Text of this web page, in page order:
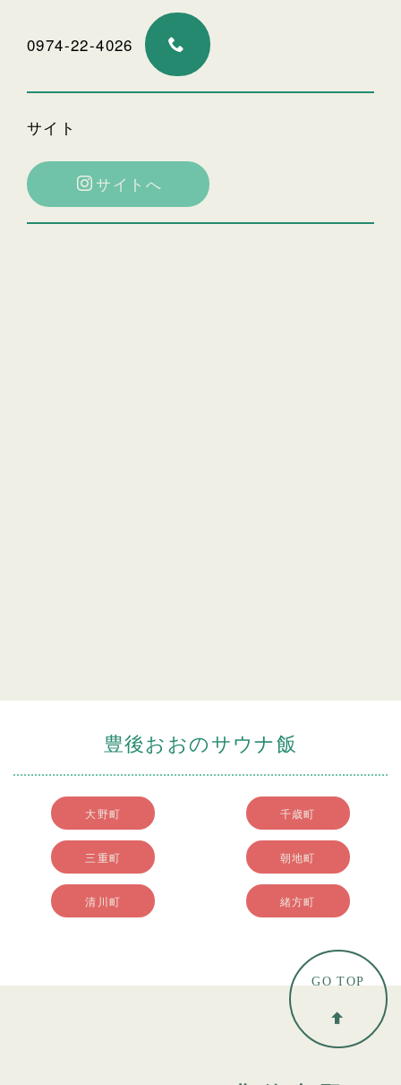
0974-22-4026
サイト
サイトへ
豊後おおのサウナ飯
大野町
三重町
清川町
千歳町
朝地町
緒方町
GO TOP